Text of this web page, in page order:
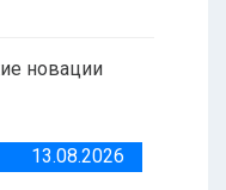
новации
13.08.2026